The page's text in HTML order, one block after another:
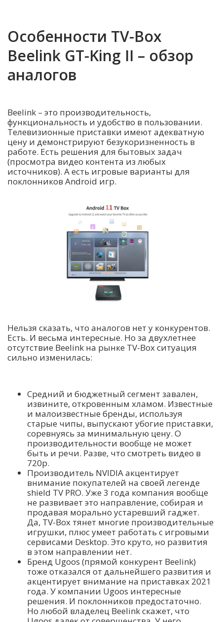
Особенности TV-Box
Beelink GT-King II – обзор
аналогов
Beelink – это производительность,
функциональность и удобство в пользовании.
Телевизионные приставки имеют адекватную
цену и демонстрируют безукоризненность в
работе. Есть решения для бытовых задач
(просмотра видео контента из любых
источников). А есть игровые варианты для
поклонников Android игр.
Нельзя сказать, что аналогов нет у конкурентов.
Есть. И весьма интересные. Но за двухлетнее
отсутствие Beelink на рынке TV-Box ситуация
сильно изменилась:
Средний и бюджетный сегмент завален,
извините, откровенным хламом. Известные
и малоизвестные бренды, используя
старые чипы, выпускают убогие приставки,
соревнуясь за минимальную цену. О
производительности вообще не может
быть и речи. Разве, что смотреть видео в
720p.
Производитель NVIDIA акцентирует
внимание покупателей на своей легенде
shield TV PRO. Уже 3 года компания вообще
не развивает это направление, собирая и
продавая морально устаревший гаджет.
Да, TV-Box тянет многие производительные
игрушки, плюс умеет работать с игровыми
сервисами Desktop. Это круто, но развития
в этом направлении нет.
Бренд Ugoos (прямой конкурент Beelink)
тоже отказался от дальнейшего развития и
акцентирует внимание на приставках 2021
года. У компании Ugoos интересные
решения. И поклонников предостаточно.
Но любой владелец Beelink скажет, что